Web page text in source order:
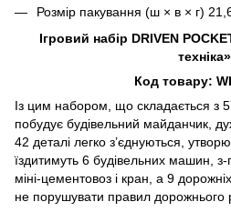
Розмір пакування (ш × в × г)
Ігровий набір DRIVEN
техніка»
Код товару:
Із цим набором, що складається з
побудує будівельний майданчик,
42 деталі легко з’єднуються,
їздитимуть 6 будівельних машин,
міні-цементовоз і кран, а 9
не порушувати правил дорожнього